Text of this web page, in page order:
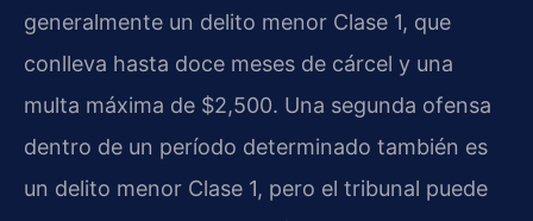
generalmente un delito menor Clase 1, que
conlleva hasta doce meses de cárcel y una
multa máxima de $2,500. Una segunda ofensa
dentro de un período determinado también es
un delito menor Clase 1, pero el tribunal puede